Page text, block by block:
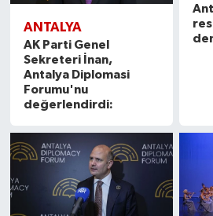
ANTALYA
AK Parti Genel
Sekreteri İnan,
Antalya Diplomasi
Forumu'nu
değerlendirdi: